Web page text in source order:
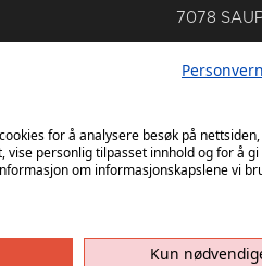
7078
Om
for å analysere besøk på
personlig tilpasset innhold og for å
om informasjonskapslene vi
Kun